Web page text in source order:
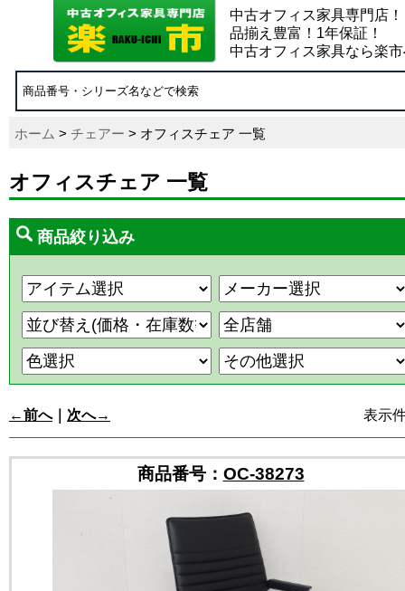
中古オフィス家具専門店！
品揃え豊富！1年保証！
中古オフィス家具なら楽
ホーム > チェアー > オフィスチェア 一覧
オフィスチェア 一覧
商品絞り込み
←前へ｜ 次へ→ 表示
商品番号： OC-38273